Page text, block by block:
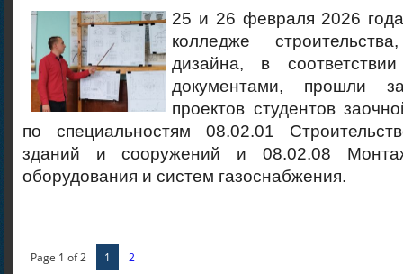
25 и 26 февраля 2026
колледже
дизайна, в
документами, прошли
проектов студентов
по специальностям 08.02.01
зданий и сооружений и 08.02.08
оборудования и систем газоснабжения.
Page 1 of 2 1 2